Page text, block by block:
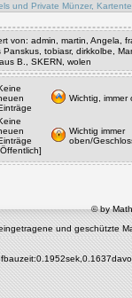
von: admin, martin, Angela,
tobiasr, dirkkolbe,
B., SKERN, wolen
Wichtig, immer
Wichtig immer
oben/
© by
und geschützte